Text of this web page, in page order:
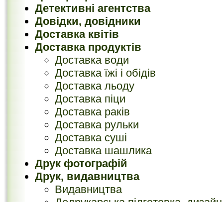
Детективні агентства
Довідки, довідники
Доставка квітів
Доставка продуктів
Доставка води
Доставка їжі і обідів
Доставка льоду
Доставка піци
Доставка раків
Доставка рульки
Доставка суші
Доставка шашлика
Друк фотографій
Друк, видавництва
Видавництва